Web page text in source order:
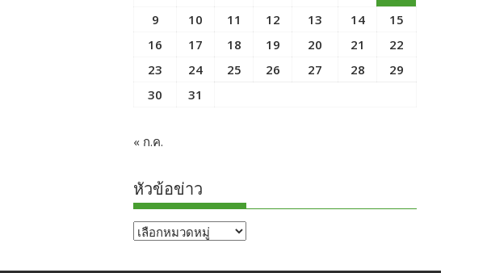
9
10 11 12 13 14
15
16
17 18 19 20 21
22
23
24 25 26 27 28
29
30
31
« ก.ค.
หัวข้อข่าว
หัวข้อ